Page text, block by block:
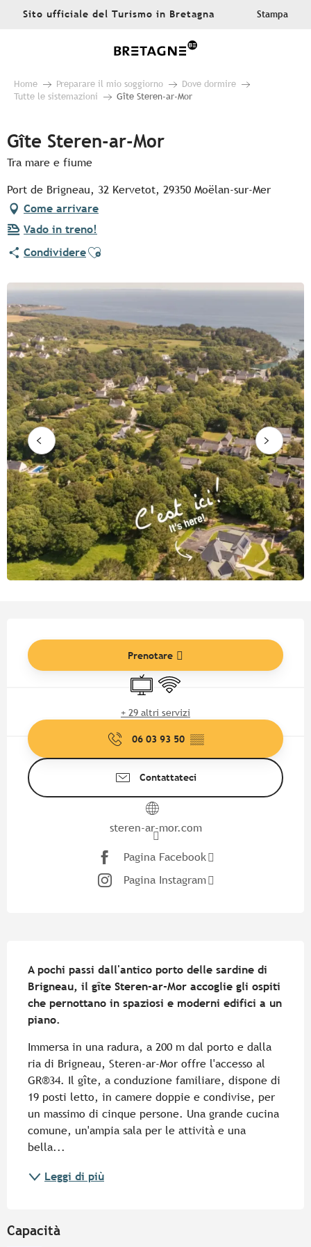
AllerSito ufficiale del Turismo in Bretagna Stampa
Home Preparare il mio soggiorno
Dove dormire
Tutte le sistemazioni
Gîte Steren-ar-Mor
Gîte Steren-ar-Mor
Tra mare e fiume
Port de Brigneau, 32 Kervetot, 29350 Moëlan-sur-Mer
Come arrivare
Vado in treno!
CondividereAjouter aux favoris
Prenotare
Televisione
Wi-Fi
+ 29 altri servizi
06 03 93 50 ▒▒
Contattateci
steren-ar-mor.com
Pagina Facebook
Pagina Instagram
A pochi passi dall'antico porto delle sardine di
Brigneau, il gîte Steren-ar-Mor accoglie gli ospiti
che pernottano in spaziosi e moderni edifici a un
piano.
Immersa in una radura, a 200 m dal porto e dalla
ria di Brigneau, Steren-ar-Mor offre l'accesso al
GR®34. Il gîte, a conduzione familiare, dispone di
19 posti letto, in camere doppie e condivise, per
un massimo di cinque persone. Una grande cucina
comune, un'ampia sala per le attività e una
bella...
Leggi di più
Capacità